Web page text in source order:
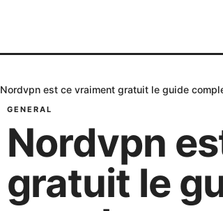
Nordvpn est ce vraiment gratuit le guide
GENERAL
Nordvpn
gratuit le